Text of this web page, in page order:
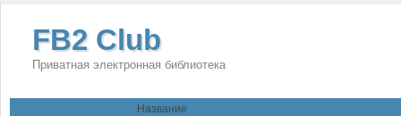
FB2 Club
Приватная электронная библиотека
Название